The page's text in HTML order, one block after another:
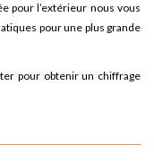
pour l’extérieur nous vous
pour une plus grande
pour obtenir un chiffrage